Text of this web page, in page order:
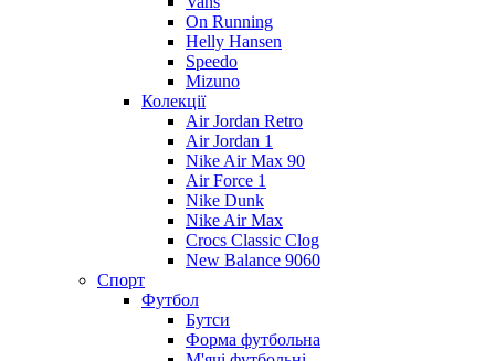
On Running
Helly Hansen
Speedo
Mizuno
Колекції
Air Jordan Retro
Air Jordan 1
Nike Air Max 90
Air Force 1
Nike Dunk
Nike Air Max
Crocs Classic Clog
New Balance 9060
Спорт
Футбол
Бутси
Форма футбольна